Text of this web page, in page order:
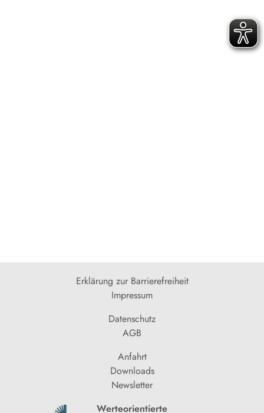
Erklärung zur Barrierefreiheit
Impressum
Datenschutz
AGB
Anfahrt
Downloads
Newsletter
Werteorientierte